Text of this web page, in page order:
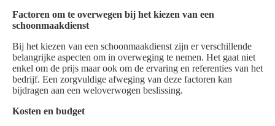
Factoren om te overwegen bij het kiezen van een
schoonmaakdienst
Bij het kiezen van een schoonmaakdienst zijn er verschillende
belangrijke aspecten om in overweging te nemen. Het gaat niet
enkel om de prijs maar ook om de ervaring en referenties van het
bedrijf. Een zorgvuldige afweging van deze factoren kan
bijdragen aan een weloverwogen beslissing.
Kosten en budget